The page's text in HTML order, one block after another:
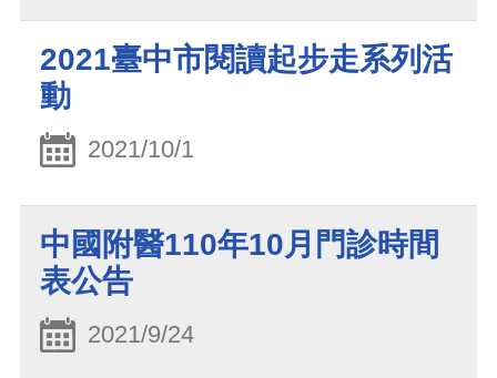
2021臺中市閱讀起步走系列活
動
2021/10/1
中國附醫110年10月門診時間
表公告
2021/9/24